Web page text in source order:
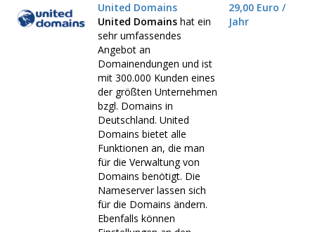
United Domains
United Domains hat ein
sehr umfassendes
Angebot an
Domainendungen und ist
mit 300.000 Kunden eines
der größten Unternehmen
bzgl. Domains in
Deutschland. United
Domains bietet alle
Funktionen an, die man
für die Verwaltung von
Domains benötigt. Die
Nameserver lassen sich
für die Domains ändern.
Ebenfalls können
29,00 Euro /
Jahr